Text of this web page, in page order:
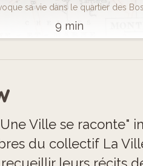
sa vie dans le quartier des
9 min
Ville se raconte"
du collectif La